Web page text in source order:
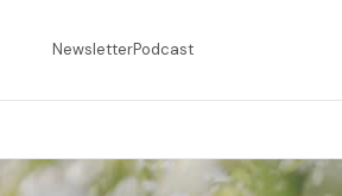
NewsletterPodcast